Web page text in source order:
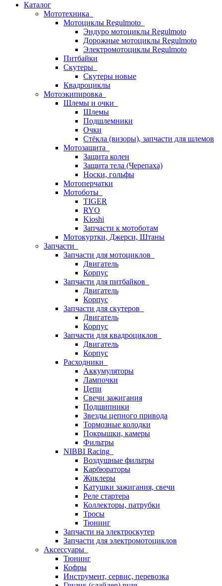
Каталог
Мототехника
Мотоциклы Regulmoto
Эндуро мотоциклы Regulmoto
Дорожные мотоциклы Regulmoto
Электромотоциклы Regulmoto
Питбайки
Скутеры
Скутеры новые
Квадроциклы
Мотоэкипировка
Шлемы и очки
Шлемы
Подшлемники
Очки
Стёкла (визоры), запчасти для шлемов
Мотозащита
Защита колен
Защита тела (Черепаха)
Носки, гольфы
Мотоперчатки
Мотоботы
TIGER
RYO
Kioshi
Запчасти к мотоботам
Мотокуртки, Джерси, Штаны
Запчасти
Запчасти для мотоциклов
Двигатель
Корпус
Запчасти для питбайков
Двигатель
Корпус
Запчасти для скутеров
Двигатель
Корпус
Запчасти для квадроциклов
Двигатель
Корпус
Расходники
Аккумуляторы
Лампочки
Цепи
Свечи зажигания
Подшипники
Звезды цепного привода
Тормозные колодки
Покрышки, камеры
Фильтры
NIBBI Racing
Воздушные фильтры
Карбюраторы
Жиклеры
Катушки зажигания, свечи
Реле стартера
Коллекторы, патрубки
Тросы
Тюнинг
Запчасти на электроскутер
Запчасти для электромотоциклов
Аксессуары
Тюнинг
Кофры
Инструмент, сервис, перевозка